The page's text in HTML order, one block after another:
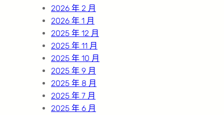
2026 年 2 月
2026 年 1 月
2025 年 12 月
2025 年 11 月
2025 年 10 月
2025 年 9 月
2025 年 8 月
2025 年 7 月
2025 年 6 月